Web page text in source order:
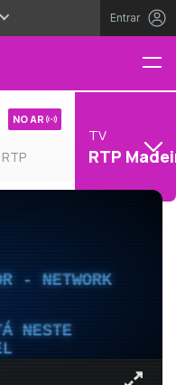
Entrar
NO AR
TV
RTP
- NETWORK
NESTE